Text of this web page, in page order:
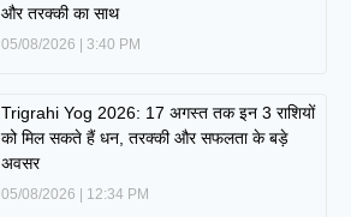
और तरक्की का साथ
05/08/2026 3:40 PM
Trigrahi Yog 2026: 17 अगस्त तक इन 3 राशियों
को मिल सकते हैं धन, तरक्की और सफलता के बड़े
अवसर
05/08/2026 12:34 PM